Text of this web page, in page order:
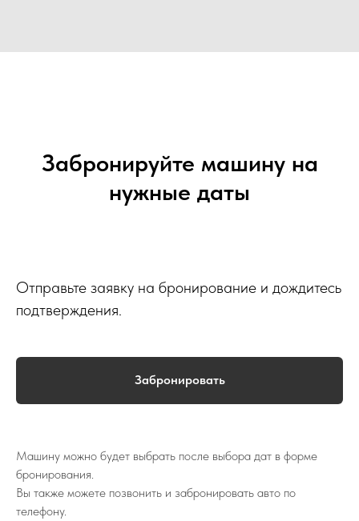
Забронируйте машину на
нужные даты
Отправьте заявку на бронирование и дождитесь
подтверждения.
Забронировать
Машину можно будет выбрать после выбора дат в форме
бронирования.
Вы также можете позвонить и забронировать авто по
телефону.